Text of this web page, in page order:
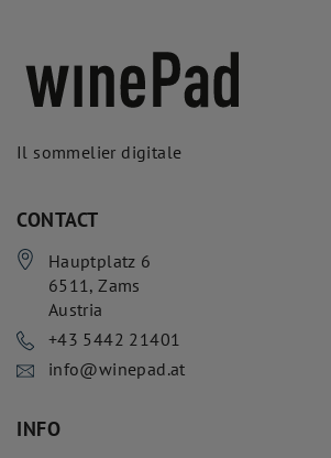
Il sommelier digitale
CONTACT
Hauptplatz 6
6511,Zams
Austria
+43 5442 21401
info@winepad.at
INFO